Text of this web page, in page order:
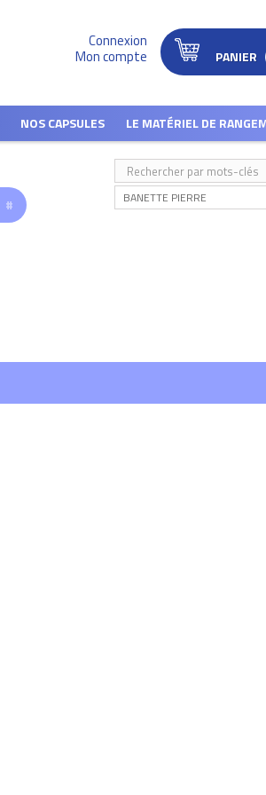
Connexion
Mon compte PANIER
NOS CAPSULES LE MATÉRIEL DE
# BANETTE PIERRE